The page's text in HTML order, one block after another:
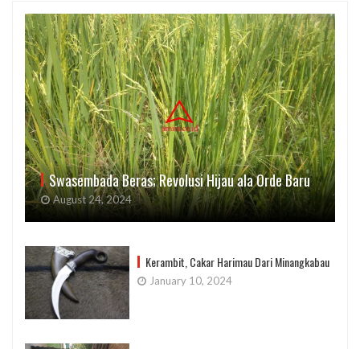
Swasembada Beras; Revolusi Hijau ala Orde Baru
August 24, 2024
Kerambit, Cakar Harimau Dari Minangkabau
January 10, 2024